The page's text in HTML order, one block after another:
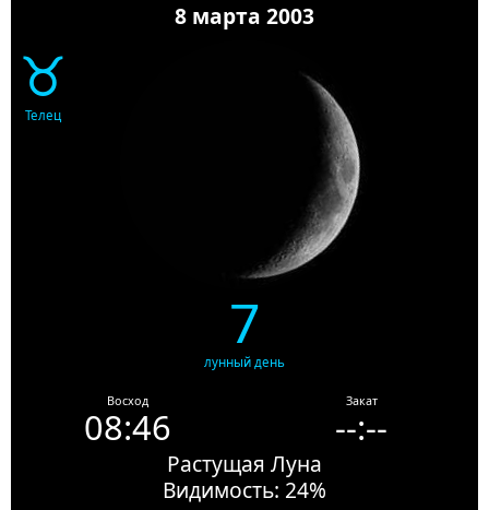
8 марта 2003
♉
Телец
7
лунный день
Восход
08:46
Закат
--:--
Растущая Луна
Видимость: 24%